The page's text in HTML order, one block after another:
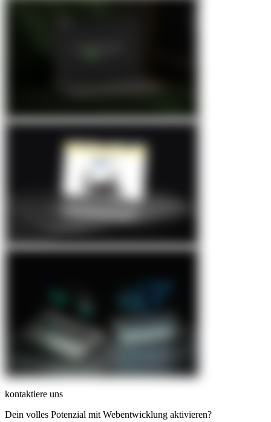
kontaktiere uns
Dein volles Potenzial mit Webentwicklung aktivieren?